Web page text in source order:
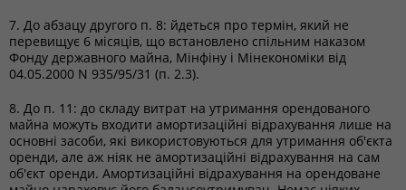
7. До абзацу другого п. 8: йдеться про термін, який не
перевищує 6 місяців, що встановлено спільним наказом
Фонду державного майна, Мінфіну і Мінекономіки від
04.05.2000 N 935/95/31 (п. 2.3).
8. До п. 11: до складу витрат на утримання орендованого
майна можуть входити амортизаційні відрахування лише на
основні засоби, які використовуються для утримання об'єкта
оренди, але аж ніяк не амортизаційні відрахування на сам
об'єкт оренди. Амортизаційні відрахування на орендоване